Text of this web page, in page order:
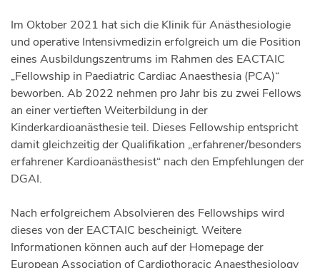
Im Oktober 2021 hat sich die Klinik für Anästhesiologie
und operative Intensivmedizin erfolgreich um die Position
eines Ausbildungszentrums im Rahmen des EACTAIC
„Fellowship in Paediatric Cardiac Anaesthesia (PCA)“
beworben. Ab 2022 nehmen pro Jahr bis zu zwei Fellows
an einer vertieften Weiterbildung in der
Kinderkardioanästhesie teil. Dieses Fellowship entspricht
damit gleichzeitig der Qualifikation „erfahrener/besonders
erfahrener Kardioanästhesist“ nach den Empfehlungen der
DGAI.
Nach erfolgreichem Absolvieren des Fellowships wird
dieses von der EACTAIC bescheinigt. Weitere
Informationen können auch auf der Homepage der
European Association of Cardiothoracic Anaesthesiology